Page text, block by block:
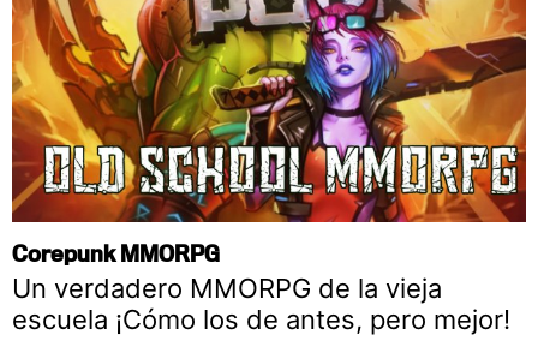
Corepunk MMORPG
Un verdadero MMORPG de la vieja
escuela ¡Cómo los de antes, pero mejor!